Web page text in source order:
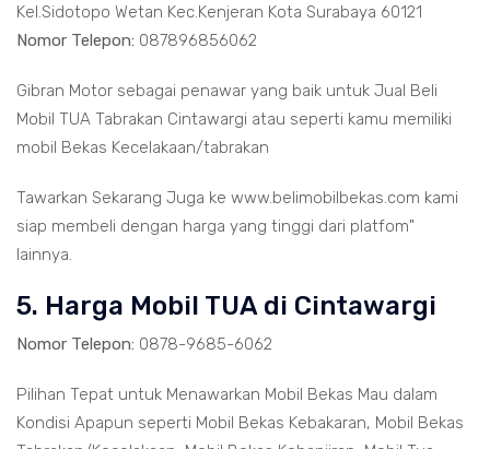
Kel.Sidotopo Wetan Kec.Kenjeran Kota Surabaya 60121
Nomor Telepon: 087896856062
Gibran Motor sebagai penawar yang baik untuk Jual Beli
Mobil TUA Tabrakan Cintawargi atau seperti kamu memiliki
mobil Bekas Kecelakaan/tabrakan
Tawarkan Sekarang Juga ke www.belimobilbekas.com kami
siap membeli dengan harga yang tinggi dari platfom"
lainnya.
5. Harga Mobil TUA di Cintawargi
Nomor Telepon: 0878-9685-6062
Pilihan Tepat untuk Menawarkan Mobil Bekas Mau dalam
Kondisi Apapun seperti Mobil Bekas Kebakaran, Mobil Bekas